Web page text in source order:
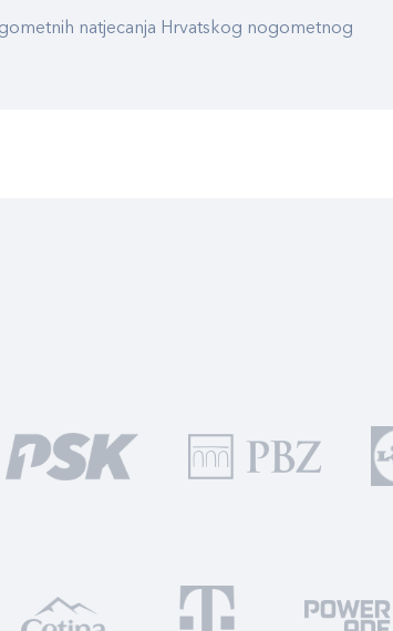
natjecanja Hrvatskog nogometnog